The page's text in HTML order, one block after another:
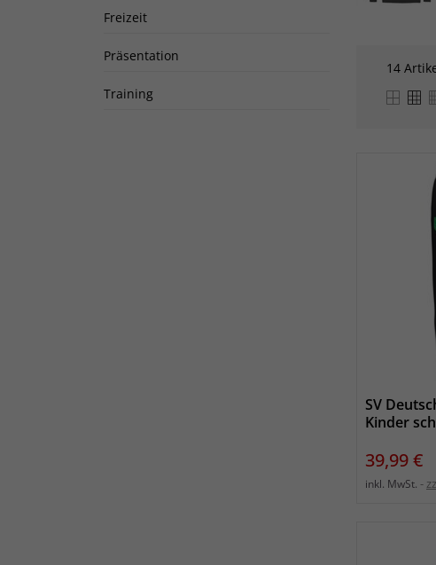
Freizeit
Präsentation
Training
14
SV
Kinder
Preis
39,99 €
inkl. MwSt.